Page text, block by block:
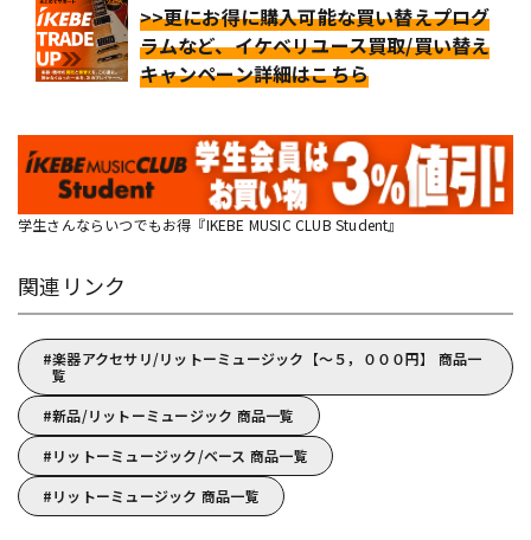
>>更にお得に購入可能な買い替えプログ
ラムなど、イケベリユース買取/買い替え
キャンペーン詳細はこちら
学生さんならいつでもお得『IKEBE MUSIC CLUB Student』
関連リンク
楽器アクセサリ/リットーミュージック【～５，０００円】 商品一
覧
新品/リットーミュージック 商品一覧
リットーミュージック/ベース 商品一覧
リットーミュージック 商品一覧